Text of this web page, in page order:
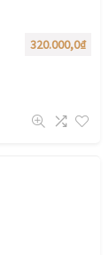
320.000,0₫